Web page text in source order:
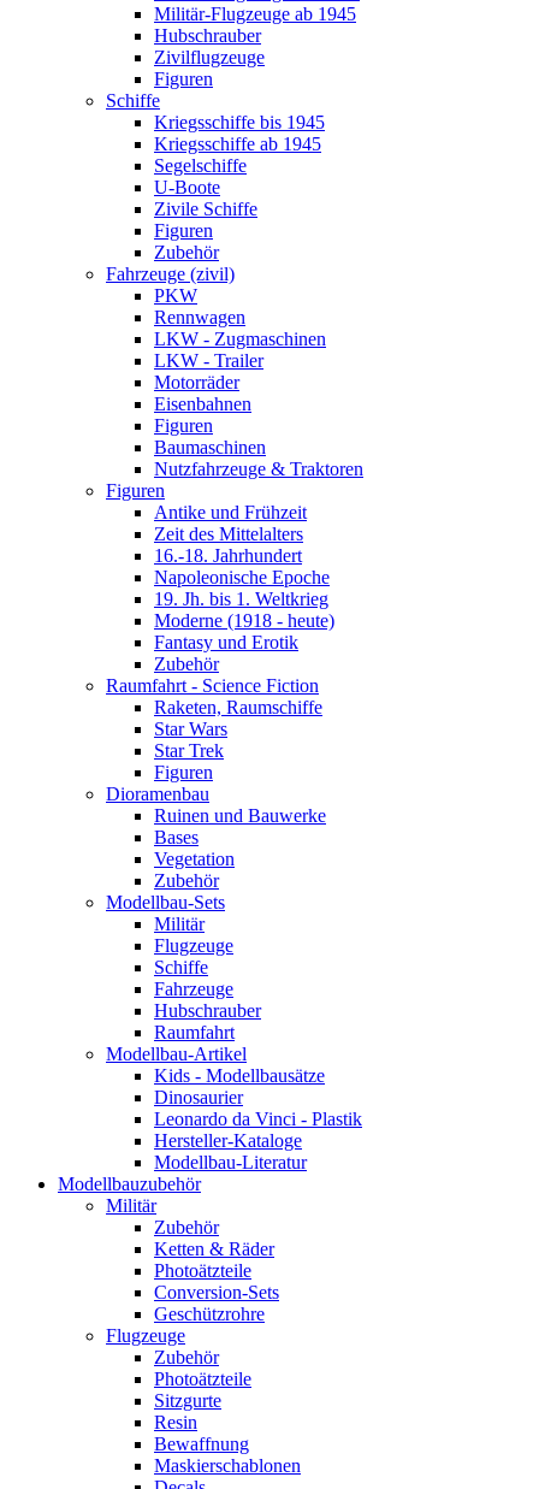
Militär-Flugzeuge ab 1945
Hubschrauber
Zivilflugzeuge
Figuren
Schiffe
Kriegsschiffe bis 1945
Kriegsschiffe ab 1945
Segelschiffe
U-Boote
Zivile Schiffe
Figuren
Zubehör
Fahrzeuge (zivil)
PKW
Rennwagen
LKW - Zugmaschinen
LKW - Trailer
Motorräder
Eisenbahnen
Figuren
Baumaschinen
Nutzfahrzeuge & Traktoren
Figuren
Antike und Frühzeit
Zeit des Mittelalters
16.-18. Jahrhundert
Napoleonische Epoche
19. Jh. bis 1. Weltkrieg
Moderne (1918 - heute)
Fantasy und Erotik
Zubehör
Raumfahrt - Science Fiction
Raketen, Raumschiffe
Star Wars
Star Trek
Figuren
Dioramenbau
Ruinen und Bauwerke
Bases
Vegetation
Zubehör
Modellbau-Sets
Militär
Flugzeuge
Schiffe
Fahrzeuge
Hubschrauber
Raumfahrt
Modellbau-Artikel
Kids - Modellbausätze
Dinosaurier
Leonardo da Vinci - Plastik
Hersteller-Kataloge
Modellbau-Literatur
Modellbauzubehör
Militär
Zubehör
Ketten & Räder
Photoätzteile
Conversion-Sets
Geschützrohre
Flugzeuge
Zubehör
Photoätzteile
Sitzgurte
Resin
Bewaffnung
Maskierschablonen